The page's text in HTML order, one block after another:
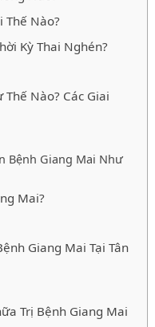
Thế Nào?
Kỳ Thai Nghén?
Nào? Các Giai
Bệnh Giang Mai Như
Mai?
Giang Mai Tại Tân
Trị Bệnh Giang Mai